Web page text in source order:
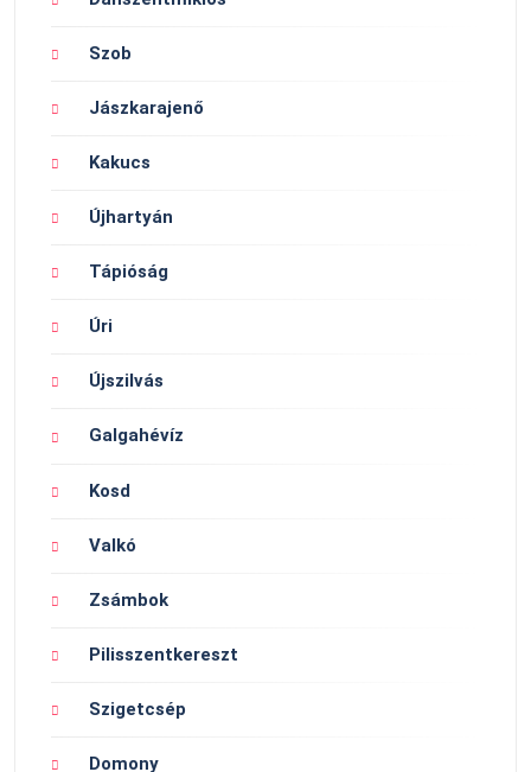
Szob
Jászkarajenő
Kakucs
Újhartyán
Tápióság
Úri
Újszilvás
Galgahévíz
Kosd
Valkó
Zsámbok
Pilisszentkereszt
Szigetcsép
Domony